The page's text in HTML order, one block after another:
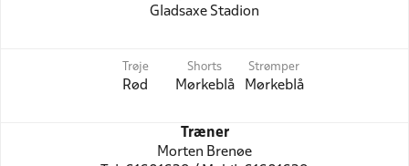
Gladsaxe Stadion
Trøje
Rød
Shorts
Mørkeblå
Strømper
Mørkeblå
Træner
Morten Brenøe